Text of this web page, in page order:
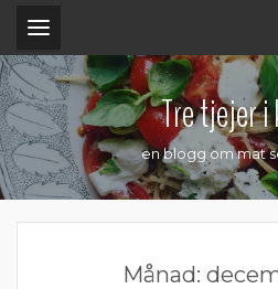
Tre tjejer
en blogg om mat
Månad: